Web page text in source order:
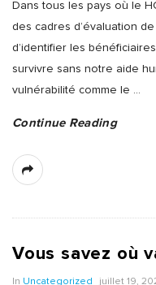
Dans tous les pays où le
des cadres d’évaluation
d’identifier les
survivre sans notre aide
vulnérabilité comme le …
Continue Reading
Vous savez où
In Uncategorized juillet 19,